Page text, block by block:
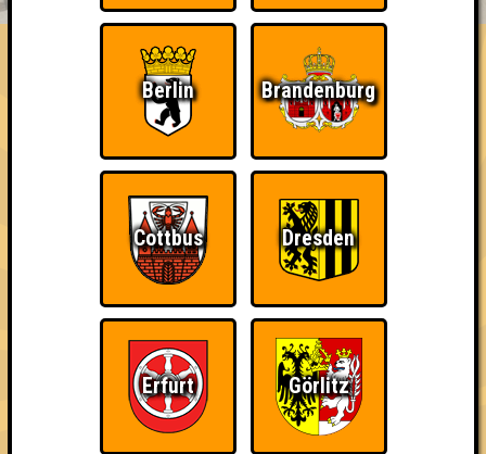
FAQ ÜBER UNS
QUIZLABOR Halle #47
Unnützes Wizzen · 25.01.2024 · Holly's Big Bar
Punkte Angemeldete Teams
Berlin Brandenburg
Cottbus Dresden
Erfurt Görlitz